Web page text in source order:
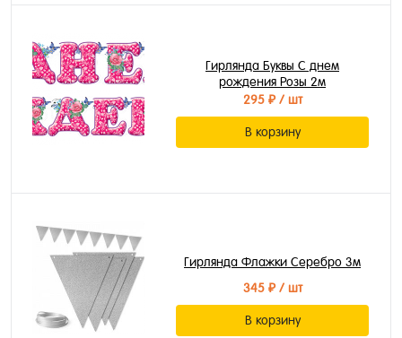
Гирлянда Буквы С днем
рождения Розы 2м
295 ₽/ шт
В корзину
Гирлянда Флажки Серебро 3м
345 ₽/ шт
В корзину